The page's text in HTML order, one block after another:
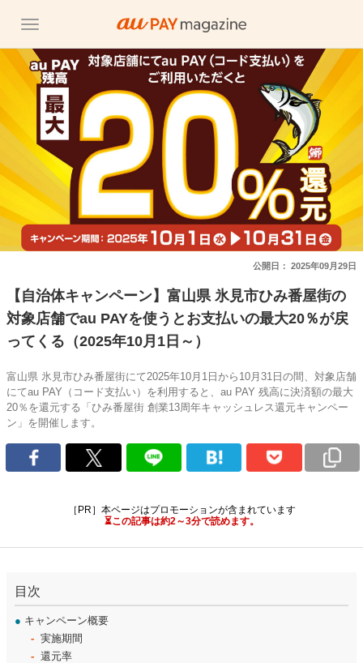
公開日： 2025年09月29日
【自治体キャンペーン】富山県 氷見市ひみ番屋街の
対象店舗でau PAYを使うとお支払いの最大20％が戻
ってくる（2025年10月1日～）
富山県 氷見市ひみ番屋街にて2025年10月1日から10月31日の間、対象店舗
にてau PAY（コード支払い）を利用すると、au PAY 残高に決済額の最大
20％を還元する「ひみ番屋街 創業13周年キャッシュレス還元キャンペー
ン」を開催します。
［PR］本ページはプロモーションが含まれています
⏳この記事は約2～3分で読めます。
目次
● キャンペーン概要
実施期間
還元率